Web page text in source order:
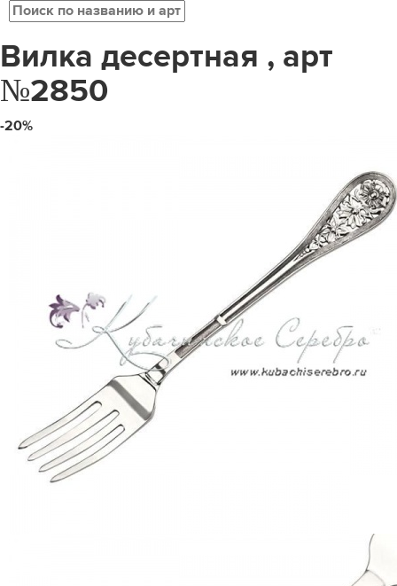
Вилка десертная , арт
№2850
-20%